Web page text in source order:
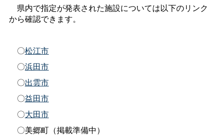
県内で指定が発表された施設については以下のリンク
から確認できます。
〇松江市
〇浜田市
〇出雲市
〇益田市
〇大田市
〇美郷町（掲載準備中）